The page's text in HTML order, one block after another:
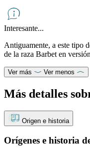
Interesante...
Antiguamente, a este tipo
de la raza Barbet en
Ver más Ver menos
Más detalles
Origen e historia
Orígenes e historia